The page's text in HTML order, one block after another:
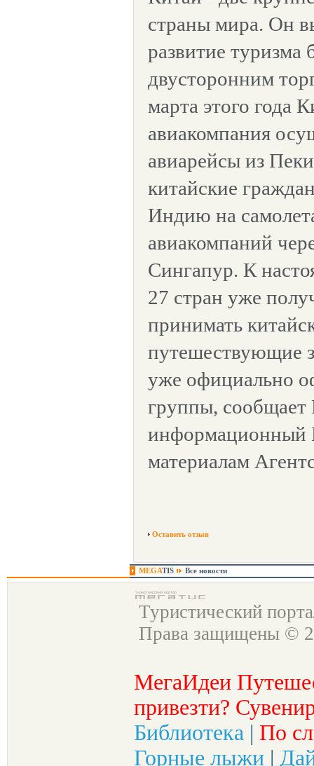
страны мира. Он
развитие туризма
двусторонним
марта этого года
авиакомпания
авиарейсы из
китайские
Индию на
авиакомпаний
Сингапур. К
27 стран уже
принимать
путешествующие
уже официально
группы, сообщает
информационный
материалам
Оставить отзыв
MEGATIS Все новости
Туристический
Права защищены ©
МегаИдеи
привезти?
Библиотека | По
Горные лыжи |